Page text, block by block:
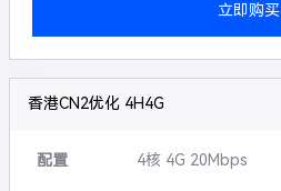
立即购买
香港CN2优化 4H4G
配置 4核 4G 20Mbps